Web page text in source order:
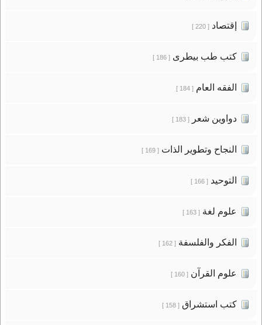
إقتصاد[ 220 ]
كتب طب بيطرى[ 186 ]
الفقه العام[ 184 ]
دواوين شعر[ 183 ]
النجاح وتطوير الذات[ 169 ]
التوحيد[ 166 ]
علوم لغة[ 163 ]
الفكر والفلسفة[ 162 ]
علوم القرآن[ 160 ]
كتب استشراق[ 158 ]